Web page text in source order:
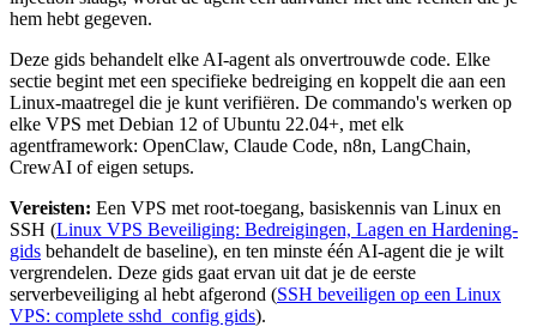
hem hebt gegeven.
Deze gids behandelt elke AI-agent als onvertrouwde code. Elke
sectie begint met een specifieke bedreiging en koppelt die aan een
Linux-maatregel die je kunt verifiëren. De commando's werken op
elke VPS met Debian 12 of Ubuntu 22.04+, met elk
agentframework: OpenClaw, Claude Code, n8n, LangChain,
CrewAI of eigen setups.
Vereisten: Een VPS met root-toegang, basiskennis van Linux en
SSH (Linux VPS Beveiliging: Bedreigingen, Lagen en Hardening-
gids behandelt de baseline), en ten minste één AI-agent die je wilt
vergrendelen. Deze gids gaat ervan uit dat je de eerste
serverbeveiliging al hebt afgerond (SSH beveiligen op een Linux
VPS: complete sshd_config gids).